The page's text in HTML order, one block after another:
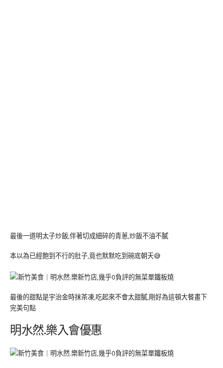
最後一道明太子炒飯,伴著切成細碎的青蔥,炒飯不油不膩
本以為已經飽到不行的肚子,竟也默默吃到碗底朝天😅
最後的甜點是宇治金時抹茶凍,吃起來不會太甜膩,剛好為這頓大餐畫下
完美句點
明水然.樂入會優惠